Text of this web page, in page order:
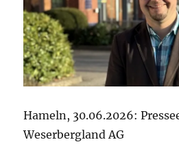
Hameln, 30.06.2026:
Weserbergland AG